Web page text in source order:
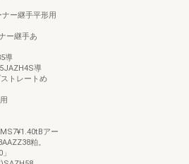
ー継手平形用
ー継手あ
導
導
トレートめ
アー
粕。